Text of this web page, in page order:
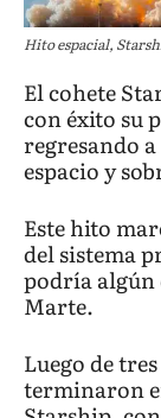
Hito espacial,
El cohete
con éxito su
regresando
espacio y
Este hito
del sistema
podría
Marte.
Luego de
terminaron